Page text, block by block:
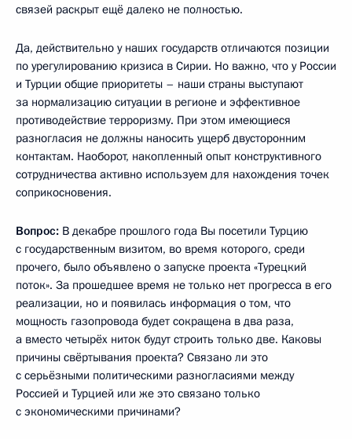
связей раскрыт ещё далеко не полностью.
Да, действительно у наших государств отличаются позиции
по урегулированию кризиса в Сирии. Но важно, что у России
и Турции общие приоритеты – наши страны выступают
за нормализацию ситуации в регионе и эффективное
противодействие терроризму. При этом имеющиеся
разногласия не должны наносить ущерб двусторонним
контактам. Наоборот, накопленный опыт конструктивного
сотрудничества активно используем для нахождения точек
соприкосновения.
Вопрос: В декабре прошлого года Вы посетили Турцию
с государственным визитом, во время которого, среди
прочего, было объявлено о запуске проекта «Турецкий
поток». За прошедшее время не только нет прогресса в его
реализации, но и появилась информация о том, что
мощность газопровода будет сокращена в два раза,
а вместо четырёх ниток будут строить только две. Каковы
причины свёртывания проекта? Связано ли это
с серьёзными политическими разногласиями между
Россией и Турцией или же это связано только
с экономическими причинами?